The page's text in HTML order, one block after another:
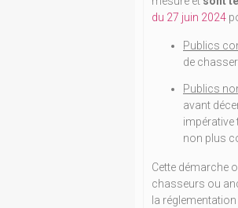
du 27 juin 2024
Publics
de
Publics
avant
impérative
non plus
Cette démarche
chasseurs ou
la